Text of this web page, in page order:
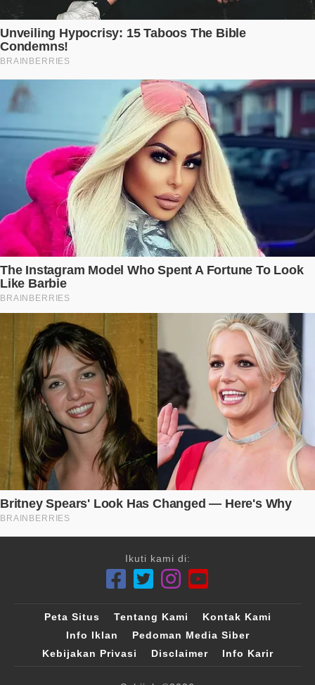
Ikuti kami di:
Peta Situs Tentang Kami
Kontak Kami
Info Iklan
Pedoman Media Siber
Kebijakan Privasi
Disclaimer Info Karir